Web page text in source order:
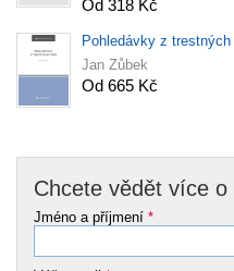
Od 318 Kč
Pohledávky z trestných
Jan Zůbek
Od 665 Kč
Chcete vědět více o
Jméno a příjmení *